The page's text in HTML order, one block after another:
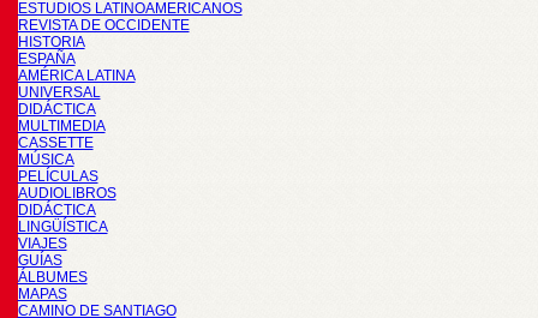
ESTUDIOS LATINOAMERICANOS
REVISTA DE OCCIDENTE
HISTORIA
ESPAÑA
AMÉRICA LATINA
UNIVERSAL
DIDÁCTICA
MULTIMEDIA
CASSETTE
MÚSICA
PELÍCULAS
AUDIOLIBROS
DIDÁCTICA
LINGÜÍSTICA
VIAJES
GUÍAS
ÁLBUMES
MAPAS
CAMINO DE SANTIAGO